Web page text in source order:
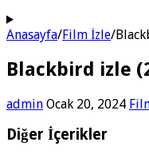
Anasayfa/Film İzle/
Blackbird izle
admin Ocak 20, 2024
Diğer İçerikler